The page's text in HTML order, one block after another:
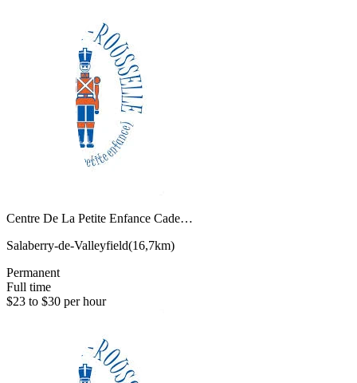
Centre De La Petite Enfance Cade…
Salaberry-de-Valleyfield(16,7km)
Permanent
Full time
$23 to $30 per hour